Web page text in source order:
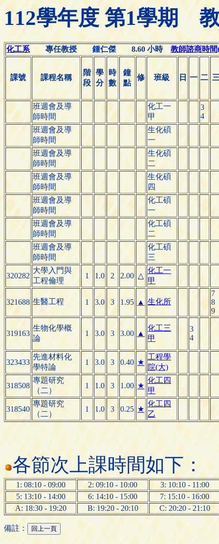
112學年度 第1學期
化工系專任教授 鍾仁傑 8.60 小時教師諮商時
課號 課程名稱
階
段
學
分
時
數
鐘
點
修 班級 日 一 二
班週會及導
師時間
化工一
甲
3
4
班週會及導
師時間
生化碩
一
班週會及導
師時間
生化碩
二
班週會及導
師時間
生化碩
四
班週會及導
師時間
化工碩
一
班週會及導
師時間
化工碩
二
班週會及導
師時間
化工碩
三
320282
大學入門與
工程倫理
1 1.0 2 2.00 △
化工一
甲
321688 生醫工程 1 3.0 3 1.95 ▲ 生化所
7
8
9
319163
生物化學概
論
1 3.0 3 3.00 ▲
化工三
甲
3
4
323433
先進材料化
學特論
1 3.0 3 0.40 ★
工程學
院(大)
318508
專題研究
（二）
1 1.0 3 1.00 ★
化工四
甲
318540
專題研究
（二）
1 1.0 3 0.25 ★
化工四
乙
各節次上課時間如下：
1: 08:10 - 09:00 2: 09:10 - 10:00
3: 10:10 - 11:00
5: 13:10 - 14:00
6: 14:10 - 15:00
7: 15:10 - 16:00
A: 18:30 - 19:20
B: 19:20 - 20:10 C: 20:20 - 21:10
備註：